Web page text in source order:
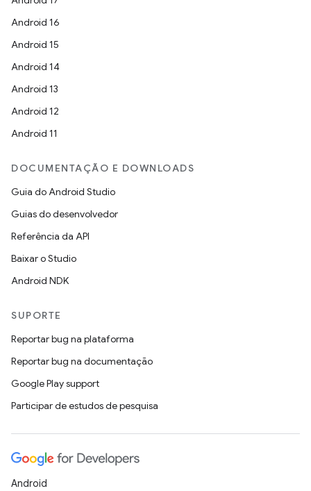
Android 16
Android 15
Android 14
Android 13
Android 12
Android 11
DOCUMENTAÇÃO E DOWNLOADS
Guia do Android Studio
Guias do desenvolvedor
Referência da API
Baixar o Studio
Android NDK
SUPORTE
Reportar bug na plataforma
Reportar bug na documentação
Google Play support
Participar de estudos de pesquisa
Android